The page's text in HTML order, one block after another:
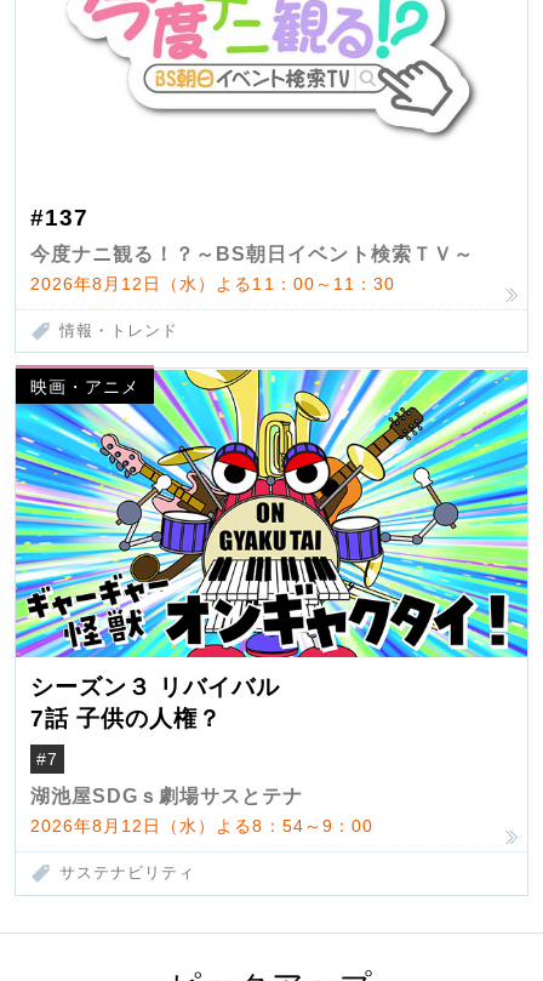
#137
今度ナニ観る！？～BS朝日イベント検索ＴＶ～
2026年8月12日（水）よる11：00～11：30
情報・トレンド
映画・アニメ
シーズン３ リバイバル
7話 子供の人権？
#7
湖池屋SDGｓ劇場サスとテナ
2026年8月12日（水）よる8：54～9：00
サステナビリティ